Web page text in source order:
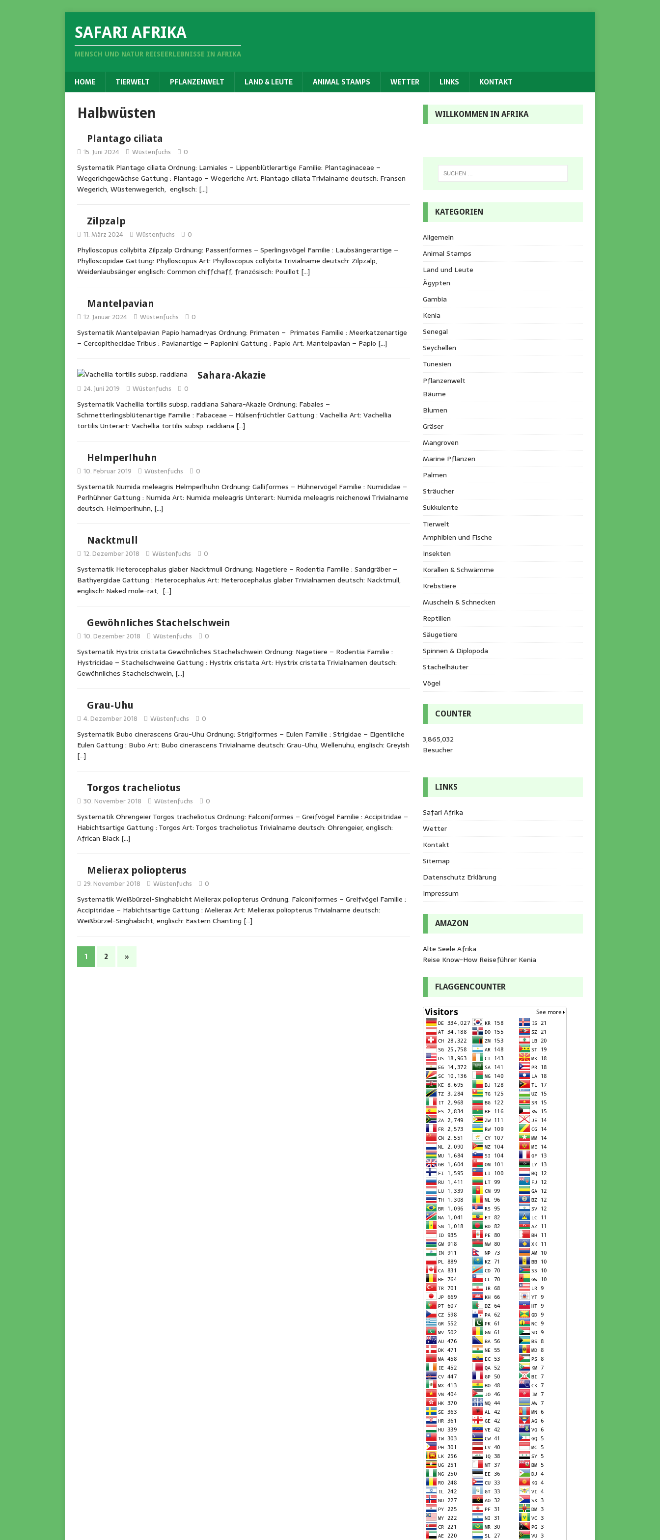
SAFARI AFRIKA
MENSCH UND NATUR REISEERLEBNISSE IN AFRIKA
HOME TIERWELT PFLANZENWELT LAND & LEUTE ANIMAL STAMPS WETTER LINKS KONTAKT
Halbwüsten
Plantago ciliata
15. Juni 2024 Wüstenfuchs 0
Systematik Plantago ciliata Ordnung: Lamiales – Lippenblütlerartige Familie: Plantaginaceae –
Wegerichgewächse Gattung : Plantago – Wegeriche Art: Plantago ciliata Trivialname deutsch: Fransen
Wegerich, Wüstenwegerich, englisch: […]
Zilpzalp
11. März 2024 Wüstenfuchs 0
Phylloscopus collybita Zilpzalp Ordnung: Passeriformes – Sperlingsvögel Familie : Laubsängerartige –
Phylloscopidae Gattung: Phylloscopus Art: Phylloscopus collybita Trivialname deutsch: Zilpzalp,
Weidenlaubsänger englisch: Common chiffchaff, französisch: Pouillot […]
Mantelpavian
12. Januar 2024 Wüstenfuchs 0
Systematik Mantelpavian Papio hamadryas Ordnung: Primaten – Primates Familie : Meerkatzenartige
– Cercopithecidae Tribus : Pavianartige – Papionini Gattung : Papio Art: Mantelpavian – Papio […]
Sahara-Akazie
24. Juni 2019 Wüstenfuchs 0
Systematik Vachellia tortilis subsp. raddiana Sahara-Akazie Ordnung: Fabales –
Schmetterlingsblütenartige Familie : Fabaceae – Hülsenfrüchtler Gattung : Vachellia Art: Vachellia
tortilis Unterart: Vachellia tortilis subsp. raddiana […]
Helmperlhuhn
10. Februar 2019 Wüstenfuchs 0
Systematik Numida meleagris Helmperlhuhn Ordnung: Galliformes – Hühnervögel Familie : Numididae –
Perlhühner Gattung : Numida Art: Numida meleagris Unterart: Numida meleagris reichenowi Trivialname
deutsch: Helmperlhuhn, […]
Nacktmull
12. Dezember 2018 Wüstenfuchs 0
Systematik Heterocephalus glaber Nacktmull Ordnung: Nagetiere – Rodentia Familie : Sandgräber –
Bathyergidae Gattung : Heterocephalus Art: Heterocephalus glaber Trivialnamen deutsch: Nacktmull,
englisch: Naked mole-rat, […]
Gewöhnliches Stachelschwein
10. Dezember 2018 Wüstenfuchs 0
Systematik Hystrix cristata Gewöhnliches Stachelschwein Ordnung: Nagetiere – Rodentia Familie :
Hystricidae – Stachelschweine Gattung : Hystrix cristata Art: Hystrix cristata Trivialnamen deutsch:
Gewöhnliches Stachelschwein, […]
Grau-Uhu
4. Dezember 2018 Wüstenfuchs 0
Systematik Bubo cinerascens Grau-Uhu Ordnung: Strigiformes – Eulen Familie : Strigidae – Eigentliche
Eulen Gattung : Bubo Art: Bubo cinerascens Trivialname deutsch: Grau-Uhu, Wellenuhu, englisch: Greyish
[…]
Torgos tracheliotus
30. November 2018 Wüstenfuchs 0
Systematik Ohrengeier Torgos tracheliotus Ordnung: Falconiformes – Greifvögel Familie : Accipitridae –
Habichtsartige Gattung : Torgos Art: Torgos tracheliotus Trivialname deutsch: Ohrengeier, englisch:
African Black […]
Melierax poliopterus
29. November 2018 Wüstenfuchs 0
Systematik Weißbürzel-Singhabicht Melierax poliopterus Ordnung: Falconiformes – Greifvögel Familie :
Accipitridae – Habichtsartige Gattung : Melierax Art: Melierax poliopterus Trivialname deutsch:
Weißbürzel-Singhabicht, englisch: Eastern Chanting […]
1 2 »
WILLKOMMEN IN AFRIKA
KATEGORIEN
Allgemein
Animal Stamps
Land und Leute
Ägypten
Gambia
Kenia
Senegal
Seychellen
Tunesien
Pflanzenwelt
Bäume
Blumen
Gräser
Mangroven
Marine Pflanzen
Palmen
Sträucher
Sukkulente
Tierwelt
Amphibien und Fische
Insekten
Korallen & Schwämme
Krebstiere
Muscheln & Schnecken
Reptilien
Säugetiere
Spinnen & Diplopoda
Stachelhäuter
Vögel
COUNTER
3,865,032
Besucher
LINKS
Safari Afrika
Wetter
Kontakt
Sitemap
Datenschutz Erklärung
Impressum
AMAZON
Alte Seele Afrika
Reise Know-How Reiseführer Kenia
FLAGGENCOUNTER